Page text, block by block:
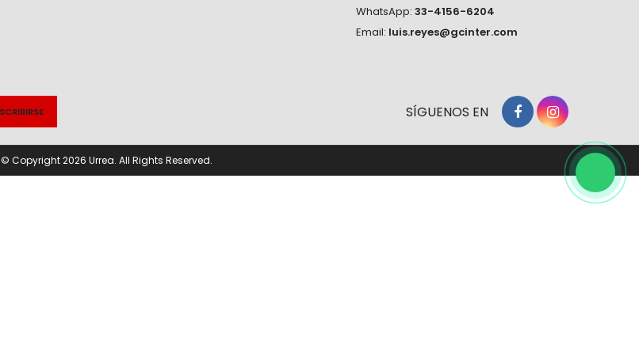
WhatsApp: 33-4156-6204
Email: luis.reyes@gcinter.com
SÍGUENOS EN
© Copyright 2026 Urrea. All Rights Reserved.